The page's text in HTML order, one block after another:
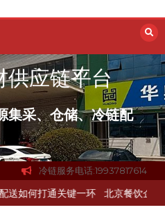
供应链平台
集采、仓储、冷链配
冷链服务电话:19937817614
餐饮连锁，冷链配送如何打通关键